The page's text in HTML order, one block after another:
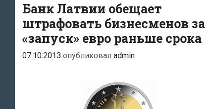
обращения
будет
изъято
более
латов
Банк Латвии обещает
штрафовать бизнесменов за
«запуск» евро раньше срока
07.10.2013 опубликовал admin